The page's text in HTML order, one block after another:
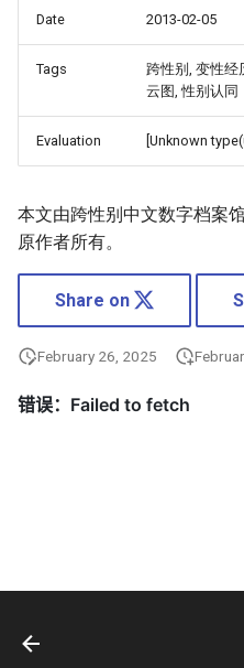
Date 2013-02-05
Tags
跨性别, 变性经
云图, 性别认同
Evaluation [Unknown
本文由跨性别中文数字档案
原作者所有。
Share on
February 26, 2025